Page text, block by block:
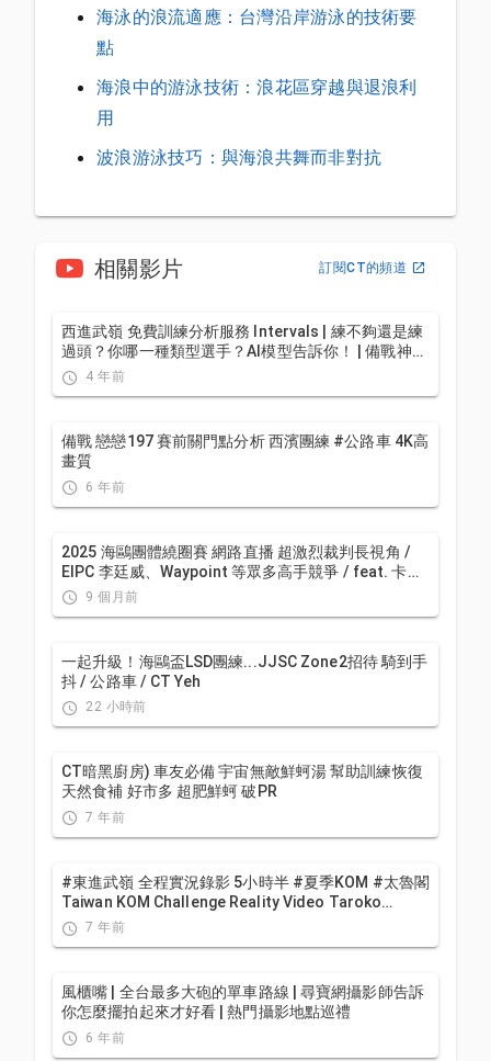
海泳的浪流適應：台灣沿岸游泳的技術要
點
海浪中的游泳技術：浪花區穿越與退浪利
用
波浪游泳技巧：與海浪共舞而非對抗
相關影片 訂閱CT的頻道
西進武嶺 免費訓練分析服務 Intervals | 練不夠還是練
過頭？你哪一種類型選手？AI模型告訴你！ | 備戰神器
4 年前
備戰 戀戀197 賽前關門點分析 西濱團練 #公路車 4K高
畫質
6 年前
2025 海鷗團體繞圈賽 網路直播 超激烈裁判長視角 /
EIPC 李廷威、Waypoint 等眾多高手競爭 / feat. 卡密
兒主持 / 海鷗繞圈賽
9 個月前
一起升級！海鷗盃LSD團練...JJSC Zone2招待 騎到手
抖 / 公路車 / CT Yeh
22 小時前
CT暗黑廚房) 車友必備 宇宙無敵鮮蚵湯 幫助訓練恢復
天然食補 好市多 超肥鮮蚵 破PR
7 年前
#東進武嶺 全程實況錄影 5小時半 #夏季KOM #太魯閣
Taiwan KOM Challenge Reality Video Taroko
scenery
7 年前
風櫃嘴 | 全台最多大砲的單車路線 | 尋寶網攝影師告訴
你怎麼擺拍起來才好看 | 熱門攝影地點巡禮
6 年前